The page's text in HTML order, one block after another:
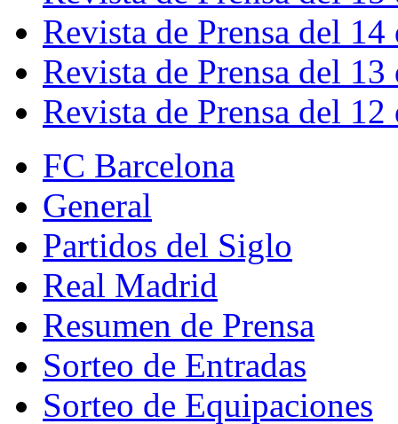
Revista de Prensa del
Revista de Prensa del
Revista de Prensa del
FC Barcelona
General
Partidos del Siglo
Real Madrid
Resumen de Prensa
Sorteo de Entradas
Sorteo de Equipaciones